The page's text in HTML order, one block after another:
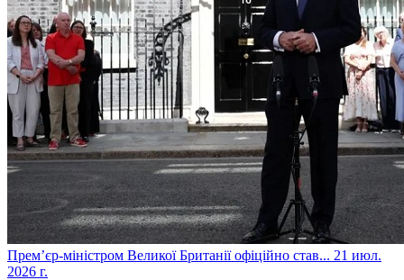
​Прем’єр-міністром Великої Британії офіційно став... 21 июл.
2026 г.